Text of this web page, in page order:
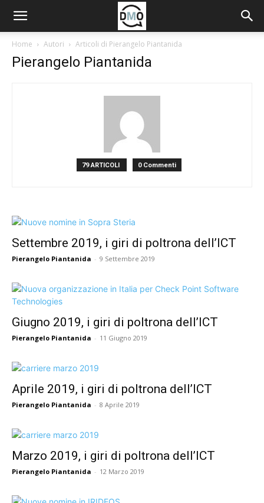
Home Autori Articoli di Pierangelo Piantanida
Pierangelo Piantanida
79 ARTICOLI 0 Commenti
Settembre 2019, i giri di poltrona dell’ICT
Pierangelo Piantanida - 9 Settembre 2019
Giugno 2019, i giri di poltrona dell’ICT
Pierangelo Piantanida - 11 Giugno 2019
Aprile 2019, i giri di poltrona dell’ICT
Pierangelo Piantanida - 8 Aprile 2019
Marzo 2019, i giri di poltrona dell’ICT
Pierangelo Piantanida - 12 Marzo 2019